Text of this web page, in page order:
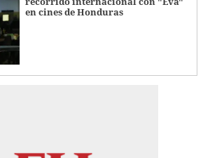
en cines de Honduras